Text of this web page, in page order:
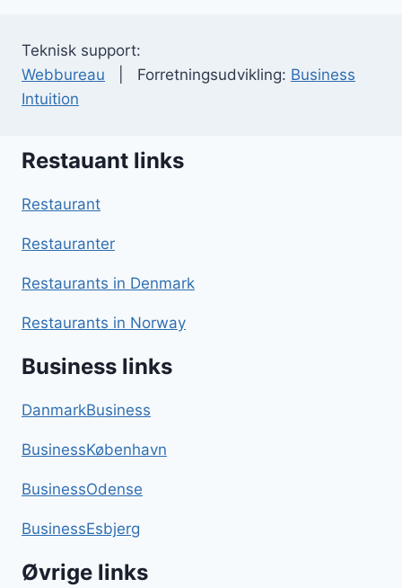
Teknisk support:
Webbureau | Forretningsudvikling: Business
Intuition
Restauant links
Restaurant
Restauranter
Restaurants in Denmark
Restaurants in Norway
Business links
DanmarkBusiness
BusinessKøbenhavn
BusinessOdense
BusinessEsbjerg
Øvrige links